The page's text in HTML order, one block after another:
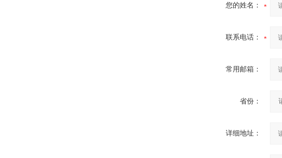
您的姓名：
联系电话：
常用邮箱：
省份：
详细地址：